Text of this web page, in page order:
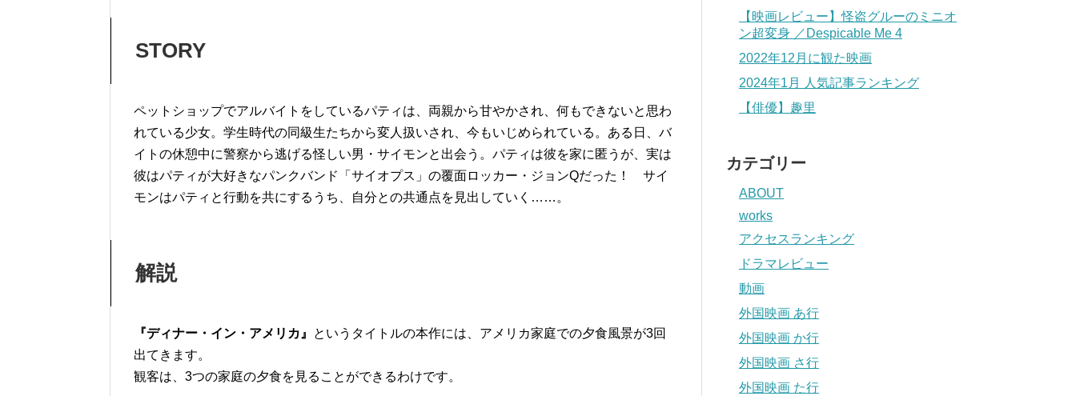
STORY
ペットショップでアルバイトをしているパティは、両親から甘やかされ、何もできないと思わ
れている少女。学生時代の同級生たちから変人扱いされ、今もいじめられている。ある日、バ
イトの休憩中に警察から逃げる怪しい男・サイモンと出会う。パティは彼を家に匿うが、実は
彼はパティが大好きなパンクバンド「サイオプス」の覆面ロッカー・ジョンQだった！ サイ
モンはパティと行動を共にするうち、自分との共通点を見出していく……。
解説
『ディナー・イン・アメリカ』
というタイトルの本作には、アメリカ家庭での夕食風景が3回
出てきます。
観客は、3つの家庭の夕食を見ることができるわけです。
【映画レビュー】怪盗グルーのミニオ
ン超変身 ／Despicable Me 4
2022年12月に観た映画
2024年1月 人気記事ランキング
【俳優】趣里
カテゴリー
ABOUT
works
アクセスランキング
ドラマレビュー
動画
外国映画 あ行
外国映画 か行
外国映画 さ行
外国映画 た行